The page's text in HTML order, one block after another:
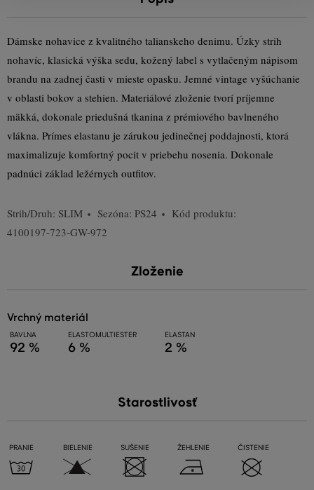
Dámske nohavice z kvalitného talianskeho denimu. Úzky strih
nohavíc, klasická výška sedu, kožený label s vytlačeným nápisom
brandu na zadnej časti v mieste opasku. Jemné vintage vyšúchanie
v oblasti bokov a stehien. Materiálové zloženie tvorí príjemne
mäkká, dokonale priedušná tkanina z prémiového bavlneného
vlákna. Prímes elastanu je zárukou jedinečnej poddajnosti, ktorá
maximalizuje komfortný pocit v priebehu nosenia. Dokonale
padnúci základ ležérnych outfitov.
Strih/Druh: SLIM Sezóna: PS24
Kód produktu:
4100197-723-GW-972
Zloženie
vrchný materiál
BAVLNA
92 %
ELASTOMULTIESTER
6 %
ELASTAN
2 %
Starostlivosť
PRANIE BIELENIE SUŠENIE ŽEHLENIE ČISTENIE